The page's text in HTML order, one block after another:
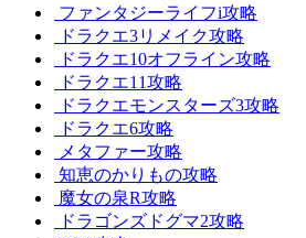
ファンタジーライフi攻略
ドラクエ3リメイク攻略
ドラクエ10オフライン攻略
ドラクエ11攻略
ドラクエモンスターズ3攻略
ドラクエ6攻略
メタファー攻略
知恵のかりもの攻略
魔女の泉R攻略
ドラゴンズドグマ2攻略